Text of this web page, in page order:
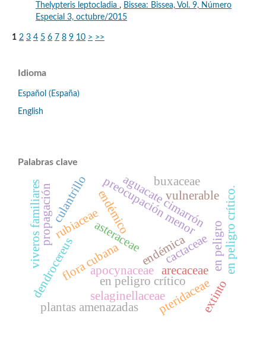
Thelypteris leptocladia , Bissea: Bissea, Vol. 9, Número
Especial 3, octubre/2015
1 2 3 4 5 6 7 8 9 10 > >>
Idioma
Español (España)
English
Palabras clave
asteraceae
endémico
flora cubana
preocupación menor
rubiaceae
apocynaceae
endémica
arecaceae
en peligro crítico
aguacate cimarrón
cactaceae
dendrocereus
propagaciónculantrillo
en peligro
pteridaceae
selaginellaceae
vulnerable
plantas amenazadas
en peligro crítico.
extinto
viveros familiares buxaceae